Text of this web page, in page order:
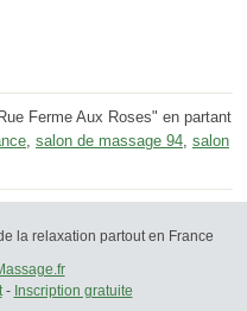
Ferme Aux Roses" en partant
salon de massage 94 salon
la relaxation partout en France
- Inscription gratuite